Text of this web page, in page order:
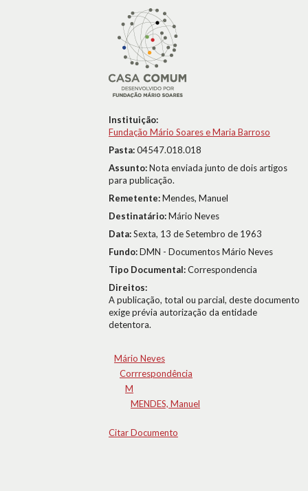
Instituição:
Fundação Mário Soares e Maria Barroso
Pasta:04547.018.018
Assunto:Nota enviada junto de dois artigos
para publicação.
Remetente:Mendes, Manuel
Destinatário:Mário Neves
Data:Sexta, 13 de Setembro de 1963
Fundo:DMN - Documentos Mário Neves
Tipo Documental:Correspondencia
Direitos:
A publicação, total ou parcial, deste documento
exige prévia autorização da entidade
detentora.
Mário Neves
Corrrespondência
M
MENDES, Manuel
Citar Documento